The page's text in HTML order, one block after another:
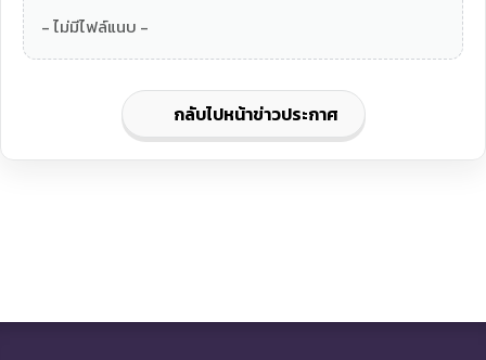
- ไม่มีไฟล์แนบ -
กลับไปหน้าข่าวประกาศ